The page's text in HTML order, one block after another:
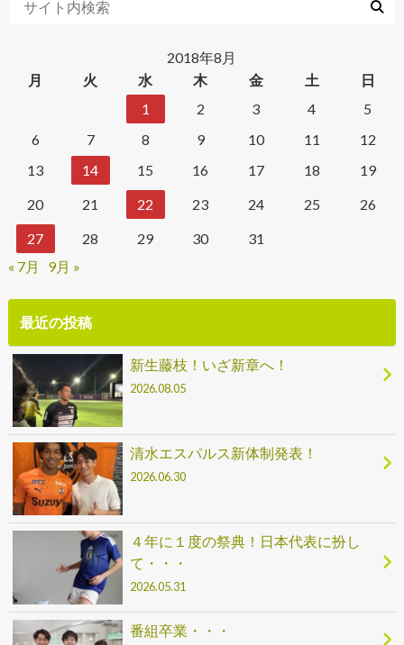
2018年8月
月
火 水 木 金 土
日
1
2 3 4
5
6
7 8 9 10 11
12
13
14 15 16 17 18
19
20
21 22 23 24 25
26
27
28 29 30
31
« 7月
9月 »
最近の投稿
新生藤枝！いざ新章へ！
2026.08.05
清水エスパルス新体制発表！
2026.06.30
４年に１度の祭典！日本代表に扮し
て・・・
2026.05.31
番組卒業・・・